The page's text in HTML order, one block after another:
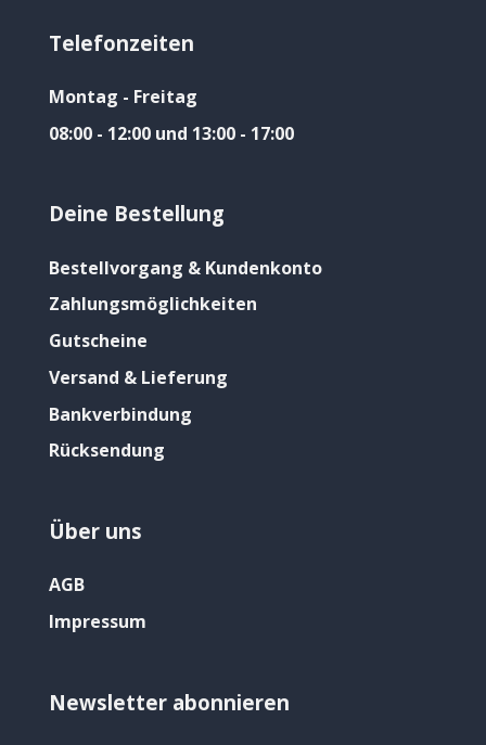
Telefonzeiten
Montag - Freitag
08:00 - 12:00 und 13:00 - 17:00
Deine Bestellung
Bestellvorgang & Kundenkonto
Zahlungsmöglichkeiten
Gutscheine
Versand & Lieferung
Bankverbindung
Rücksendung
Über uns
AGB
Impressum
Newsletter abonnieren